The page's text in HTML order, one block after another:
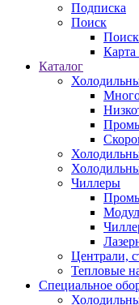
Подписка
Поиск
Поиск
Карта
Каталог
Чиллеры
Централи,
Тепловые
Специальное